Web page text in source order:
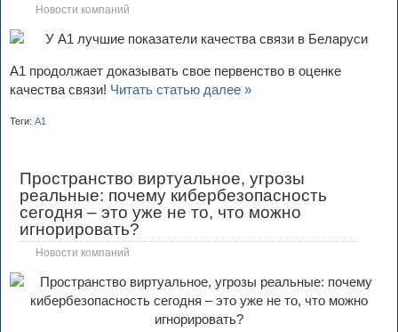
Новости компаний
А1 продолжает доказывать свое первенство в оценке
качества связи! Читать статью далее »
Теги: А1
Пространство виртуальное, угрозы
реальные: почему кибербезопасность
сегодня – это уже не то, что можно
игнорировать?
Новости компаний